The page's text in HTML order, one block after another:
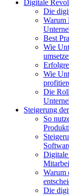
Digitale
Die
Warum
Best
Wie
Wie
Die
Steigerung
So
Digitale
Warum
Die